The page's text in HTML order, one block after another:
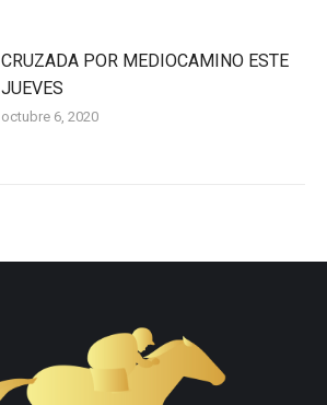
CRUZADA POR MEDIOCAMINO ESTE
JUEVES
octubre 6, 2020